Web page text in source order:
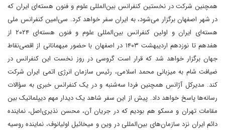
همچنین شرکت در نخستین کنفرانس بین‌المللی علوم و فنون هسته‌ای ایران که
در شهر اصفهان برگزار می‌شود، به ایران سفر خواهد کرد. سی‌امین کنفرانس ملی
هسته‌ای ایران و اولین کنفرانس بین‌المللی علوم و فنون هسته‌ای ۲۰۲۴ از
هفدهم تا نوزدهم اردیبهشت ۱۴۰۳ در اصفهان با حضور میهمانانی از اقصی‌نقاط
جهان برگزار خواهد شد که قرار است گروسی در روز نخست این کنفرانس در
ضیافت شام به میزبانی محمد اسلامی، رئیس سازمان انرژی اتمی ایران شرکت
کند. مدیرکل آژانس همچنین فردا سه‌شنبه و در یک کنفرانس خبری به سؤالات
رسانه‌ها پاسخ خواهد داد. پیش از این سفر شاهد یک دیدار مهم دیپلماتیک بین
مقامات تهران و مسکو هم بودیم که در جریان آن، محسن نذیری‌اصل، نماینده
دائم ایران نزد سازمان‌های بین‌المللی در وین و میخائیل اولیانوف، نماینده روسیه